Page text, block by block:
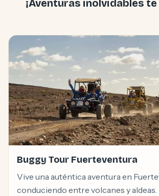
¡Aventuras inolvidables
Buggy Tour Fuerteventura
Vive una auténtica aventura en
conduciendo entre volcanes y aldeas.